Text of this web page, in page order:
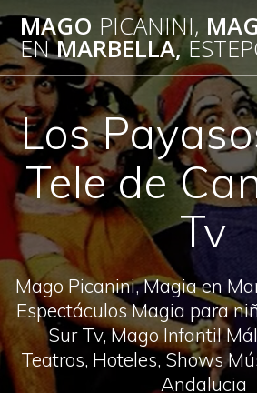
al
MAGO PICANINI,
ENMARBELLA,
Los
Tele de
Tv
Mago Picanini, Magia en
Espectáculos Magia para
Sur Tv, Mago Infantil
Teatros, Hoteles, Shows
Andalucia